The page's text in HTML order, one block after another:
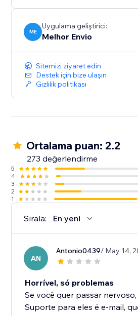
ME
Uygulama geliştirici:
Melhor Envio
Sitemizi ziyaret edin
Destek için bize ulaşın
Gizlilik politikası
Ortalama puan: 2.2
273 değerlendirme
5
4
3
2
1
Sırala: En yeni
AN
Antonio0439/ May 14,
Horrível, só problemas
Se você quer passar nervoso,
Suporte para eles é e-mail,